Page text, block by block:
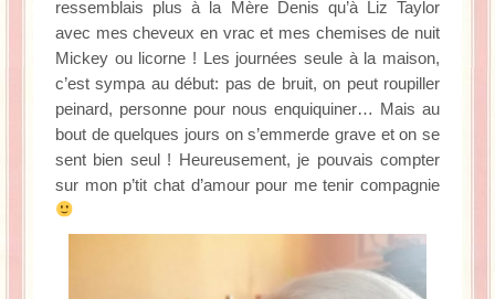
ressemblais plus à la Mère Denis qu’à Liz Taylor
avec mes cheveux en vrac et mes chemises de nuit
Mickey ou licorne ! Les journées seule à la maison,
c’est sympa au début: pas de bruit, on peut roupiller
peinard, personne pour nous enquiquiner… Mais au
bout de quelques jours on s’emmerde grave et on se
sent bien seul ! Heureusement, je pouvais compter
sur mon p’tit chat d’amour pour me tenir compagnie